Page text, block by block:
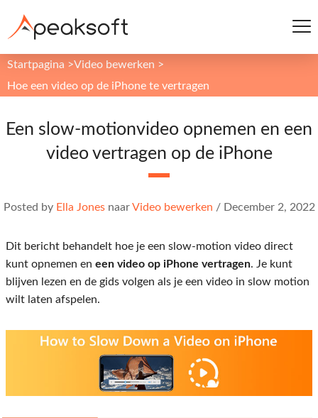
Startpagina >Video bewerken >
Hoe een video op de iPhone te vertragen
Een slow-motionvideo opnemen en een
video vertragen op de iPhone
Posted by Ella JonesnaarVideo bewerken / December 2, 2022
Dit bericht behandelt hoe je een slow-motion video direct
kunt opnemen en een video op iPhone vertragen. Je kunt
blijven lezen en de gids volgen als je een video in slow motion
wilt laten afspelen.